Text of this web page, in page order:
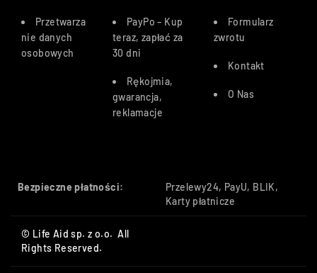
Przetwarza
nie danych
osobowych
PayPo – Kup
teraz, zapłać za
30 dni
Rękojmia,
gwarancja,
reklamacje
Formularz
zwrotu
Kontakt
O Nas
Bezpieczne płatności:
Przelewy24, PayU, BLIK,
Karty płatnicze
© Life Aid sp. z o.o. All
Rights Reserved.